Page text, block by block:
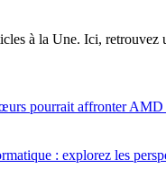
à la Une. Ici,
pourrait affronter AMD
: explorez les